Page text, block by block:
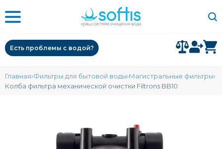
Есть проблемы с водой?
Главная Фильтры для бытовой воды Магистральные фильтры
Колба фильтра механической очистки Filtrons BB10